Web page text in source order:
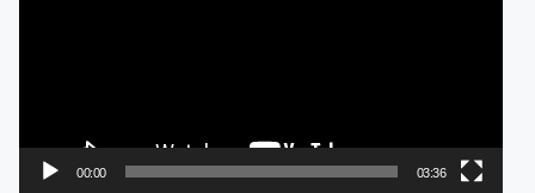
00:00 03:36